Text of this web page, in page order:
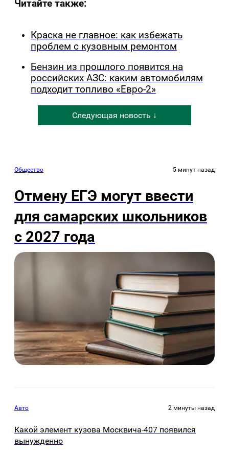
Читайте также:
Краска не главное: как избежать
проблем с кузовным ремонтом
Бензин из прошлого появится на
российских АЗС: каким автомобилям
подходит топливо «Евро-2»
Следующая новость ↓
Общество 5 минут назад
Отмену ЕГЭ могут ввести
для самарских школьников
с 2027 года
Авто 2 минуты назад
Какой элемент кузова Москвича-407 появился
вынужденно